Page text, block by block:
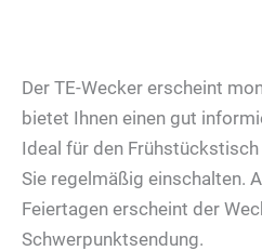
Der TE-Wecker erscheint
bietet Ihnen einen gut
Ideal für den
Sie regelmäßig einschalten.
Feiertagen erscheint der
Schwerpunktsendung.